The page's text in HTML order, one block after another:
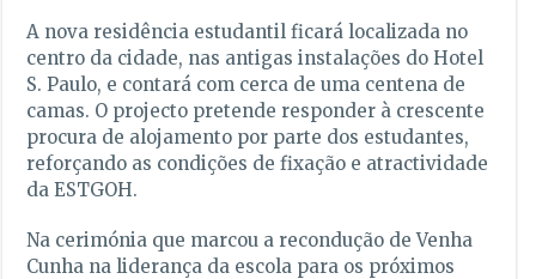
A nova residência estudantil ficará localizada no
centro da cidade, nas antigas instalações do Hotel
S. Paulo, e contará com cerca de uma centena de
camas. O projecto pretende responder à crescente
procura de alojamento por parte dos estudantes,
reforçando as condições de fixação e atractividade
da ESTGOH.
Na cerimónia que marcou a recondução de Venha
Cunha na liderança da escola para os próximos